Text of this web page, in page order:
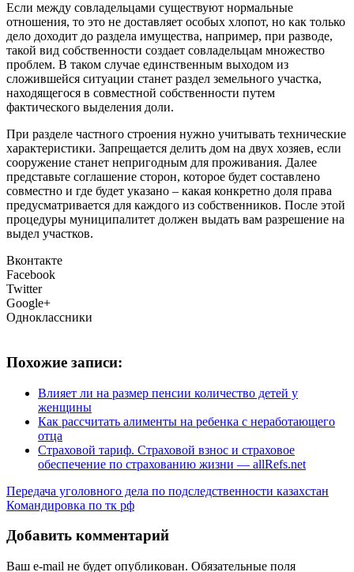
Если между совладельцами существуют нормальные
отношения, то это не доставляет особых хлопот, но как только
дело доходит до раздела имущества, например, при разводе,
такой вид собственности создает совладельцам множество
проблем. В таком случае единственным выходом из
сложившейся ситуации станет раздел земельного участка,
находящегося в совместной собственности путем
фактического выделения доли.
При разделе частного строения нужно учитывать технические
характеристики. Запрещается делить дом на двух хозяев, если
сооружение станет непригодным для проживания. Далее
представьте соглашение сторон, которое будет составлено
совместно и где будет указано – какая конкретно доля права
предусматривается для каждого из собственников. После этой
процедуры муниципалитет должен выдать вам разрешение на
выдел участков.
Вконтакте
Facebook
Twitter
Google+
Одноклассники
Похожие записи:
Влияет ли на размер пенсии количество детей у
женщины
Как рассчитать алименты на ребенка с неработающего
отца
Страховой тариф. Страховой взнос и страховое
обеспечение по страхованию жизни — allRefs.net
Передача уголовного дела по подследственности казахстан
Командировка по тк рф
Добавить комментарий
Ваш e-mail не будет опубликован. Обязательные поля